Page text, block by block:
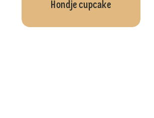
Hondje cupcake